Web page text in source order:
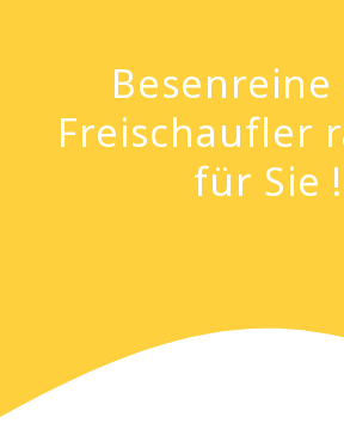
Besenreine
Freischaufler
für Sie !